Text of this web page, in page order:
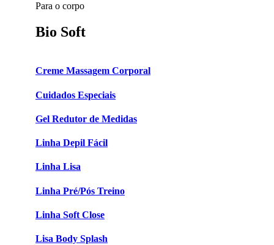
Para o corpo
Bio Soft
Creme Massagem Corporal
Cuidados Especiais
Gel Redutor de Medidas
Linha Depil Fácil
Linha Lisa
Linha Pré/Pós Treino
Linha Soft Close
Lisa Body Splash